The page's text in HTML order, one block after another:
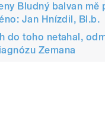
Bludný balvan mě
Jan Hnízdil, Bl.b.
do toho netahal,
Zemana